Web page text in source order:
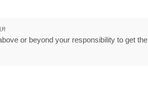
or beyond your responsibility to get the